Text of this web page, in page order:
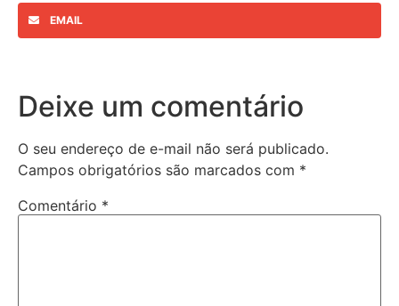
EMAIL
Deixe um comentário
O seu endereço de e-mail não será publicado.
Campos obrigatórios são marcados com *
Comentário *